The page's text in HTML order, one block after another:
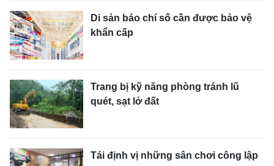
Di sản báo chí số cần được bảo vệ
khẩn cấp
Trang bị kỹ năng phòng tránh lũ
quét, sạt lở đất
Tái định vị những sân chơi công lập